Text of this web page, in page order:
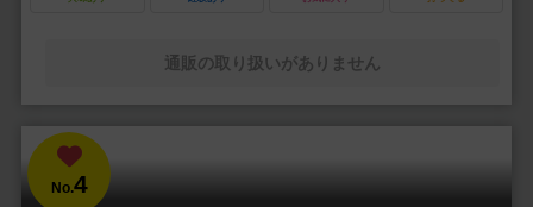
通販の取り扱いがありません
No.4